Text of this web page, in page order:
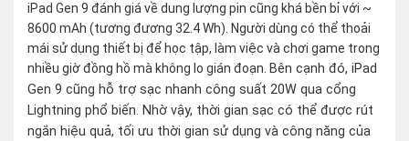
iPad Gen 9 đánh giá về dung lượng pin cũng khá bền bỉ với ~
8600 mAh (tương đương 32.4 Wh). Người dùng có thể thoải
mái sử dụng thiết bị để học tập, làm việc và chơi game trong
nhiều giờ đồng hồ mà không lo gián đoạn. Bên cạnh đó, iPad
Gen 9 cũng hỗ trợ sạc nhanh công suất 20W qua cổng
Lightning phổ biến. Nhờ vậy, thời gian sạc có thể được rút
ngắn hiệu quả, tối ưu thời gian sử dụng và công năng của